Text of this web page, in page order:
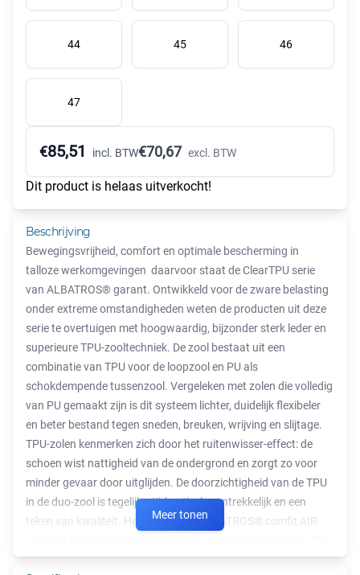
44 45 46
47
€85,51 incl. BTW€70,67 excl. BTW
Dit product is helaas uitverkocht!
Beschrijving
Bewegingsvrijheid, comfort en optimale bescherming in
talloze werkomgevingen ­ daarvoor staat de ClearTPU serie
van ALBATROS® garant. Ontwikkeld voor de zware belasting
onder extreme omstandigheden weten de producten uit deze
serie te overtuigen met hoogwaardig, bijzonder sterk leder en
superieure TPU-zooltechniek. De zool bestaat uit een
combinatie van TPU voor de loopzool en PU als
schokdempende tussenzool. Vergeleken met zolen die volledig
van PU gemaakt zijn is dit systeem lichter, duidelijk flexibeler
en beter bestand tegen sneden, breuken, wrijving en slijtage.
TPU-zolen kenmerken zich door het ruitenwisser-effect: de
schoen wist nattigheid van de ondergrond en zorgt zo voor
minder gevaar door uitglijden. De doorzichtigheid van de TPU
in de duo-zool is tegelijkertijd optisch aantrekkelijk en een
teken van kwaliteit. Het ademende ALBATROS® comfit AIR
voetbed heeft schokabsorberende verhogingen bij de hak en
Meer tonen